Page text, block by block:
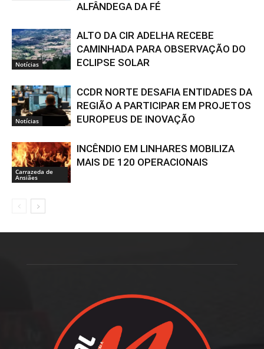
ALFÂNDEGA DA FÉ
Notícias
ALTO DA CIR ADELHA RECEBE
CAMINHADA PARA OBSERVAÇÃO DO
ECLIPSE SOLAR
Notícias
CCDR NORTE DESAFIA ENTIDADES DA
REGIÃO A PARTICIPAR EM PROJETOS
EUROPEUS DE INOVAÇÃO
Carrazeda de
Ansiães
INCÊNDIO EM LINHARES MOBILIZA
MAIS DE 120 OPERACIONAIS